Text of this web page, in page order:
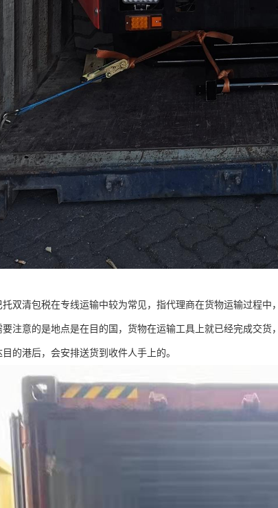
托双清包税在专线运输中较为常见，指代理商在货物运输过程
要注意的是地点是在目的国，货物在运输工具上就已经完成交
的港后，会安排送货到收件人手上的。